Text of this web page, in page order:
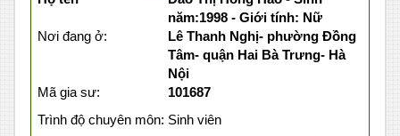
năm:1998 - Giới tính: Nữ
Nơi đang ở:
Lê Thanh Nghị- phường Đồng
Tâm- quận Hai Bà Trưng- Hà
Nội
Mã gia sư:
101687
Trình độ chuyên môn: Sinh viên